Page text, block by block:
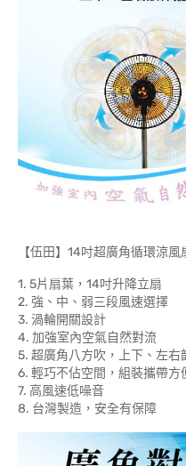
【伍田】14吋超廣角循環涼風
1. 5片扇葉，14吋升降立扇
2. 強、中、弱三段風速選擇
3. 渦輪開關設計
4. 加強室內空氣自然對流
5. 超廣角八方吹，上下、左右
6. 輕巧不佔空間，組裝攜帶方
7. 高風速低噪音
8. 台灣製造，安全有保障